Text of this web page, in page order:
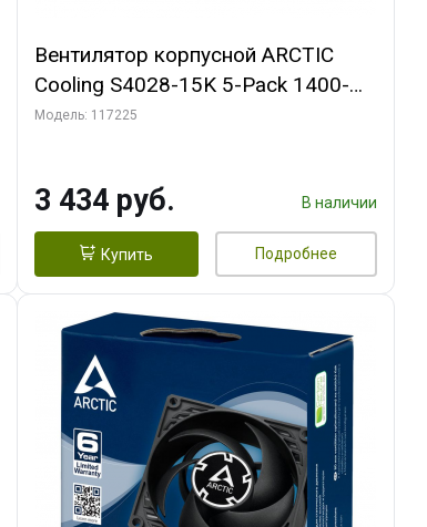
Вентилятор корпусной ARCTIC
Cooling S4028-15K 5-Pack 1400-
15000rpm rpm Dual Ball Bearing 4-
Модель: 117225
3 434 руб. В наличии
Купить Подробнее